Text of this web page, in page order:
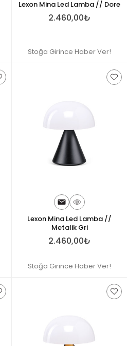
Lexon Mina Led Lamba // Dore
2.460,00₺
Stoğa Girince Haber Ver!
Lexon Mina Led Lamba //
Metalik Gri
2.460,00₺
Stoğa Girince Haber Ver!